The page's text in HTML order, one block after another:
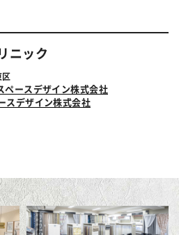
ニック
ペースデザイン株式会社
スデザイン株式会社